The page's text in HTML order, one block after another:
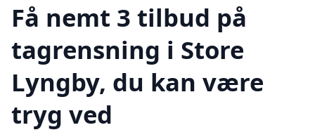
Få nemt 3 tilbud på
tagrensning i Store
Lyngby, du kan være
tryg ved